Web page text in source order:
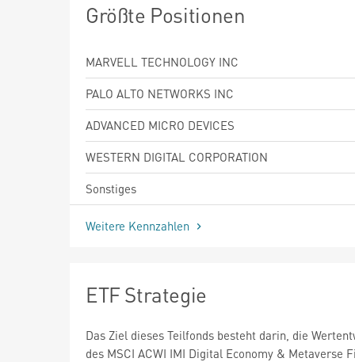
Größte Positionen
MARVELL TECHNOLOGY INC
PALO ALTO NETWORKS INC
ADVANCED MICRO DEVICES
WESTERN DIGITAL CORPORATION
Sonstiges
Weitere Kennzahlen
ETF Strategie
Das Ziel dieses Teilfonds besteht darin, die
des MSCI ACWI IMI Digital Economy & Metaverse